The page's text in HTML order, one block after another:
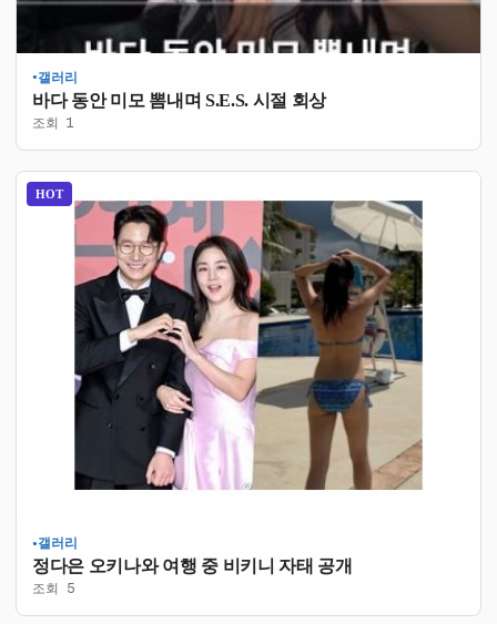
● 갤러리
바다 동안 미모 뽐내며 S.E.S. 시절 회상
조회 1
HOT
● 갤러리
정다은 오키나와 여행 중 비키니 자태 공개
조회 5